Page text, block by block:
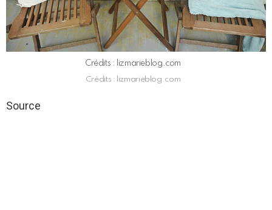
Crédits : lizmarieblog.com
Crédits : lizmarieblog.com
Source